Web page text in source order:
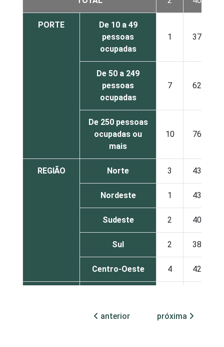
PORTE
De 10 a 49
pessoas
ocupadas
1 37
De 50 a 249
pessoas
ocupadas
7 62
De 250 pessoas
ocupadas ou
mais
10 76
REGIÃO Norte 3 43
Nordeste 1 43
Sudeste 2 40
Sul 2 38
Centro-Oeste 4 42
anterior próxima